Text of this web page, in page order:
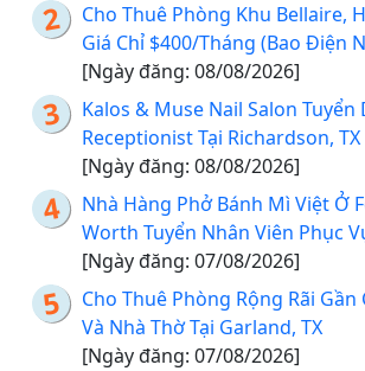
Cho Thuê Phòng Khu Bellaire,
Giá Chỉ $400/Tháng (Bao Điện
[Ngày đăng: 08/08/2026]
Kalos & Muse Nail Salon Tuyển
Receptionist Tại Richardson, TX
[Ngày đăng: 08/08/2026]
Nhà Hàng Phở Bánh Mì Việt Ở
Worth Tuyển Nhân Viên Phục
[Ngày đăng: 07/08/2026]
Cho Thuê Phòng Rộng Rãi Gần
Và Nhà Thờ Tại Garland, TX
[Ngày đăng: 07/08/2026]